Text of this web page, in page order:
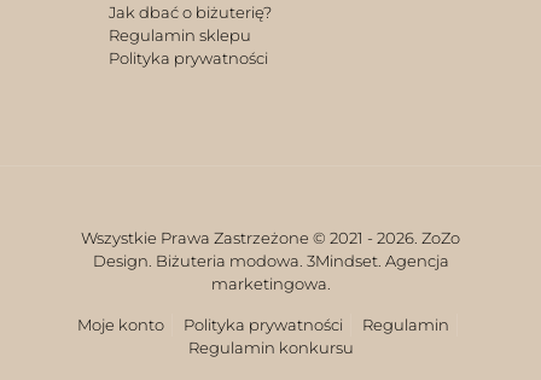
Jak dbać o biżuterię?
Regulamin sklepu
Polityka prywatności
Wszystkie Prawa Zastrzeżone © 2021 - 2026. ZoZo
Design. Biżuteria modowa. 3Mindset. Agencja
marketingowa.
Moje konto Polityka prywatności
Regulamin
Regulamin konkursu